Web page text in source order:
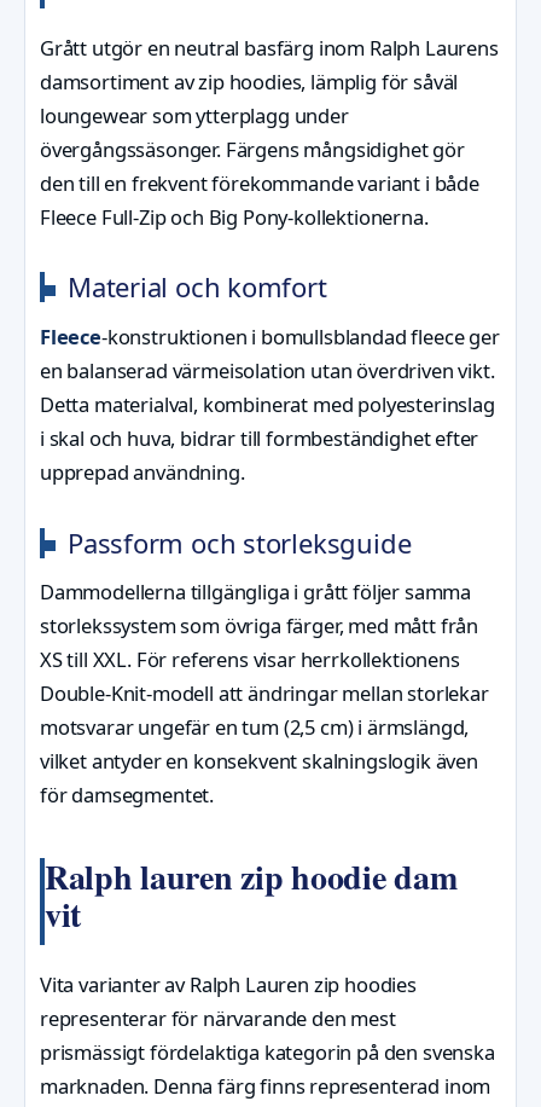
Grått utgör en neutral basfärg inom Ralph Laurens
damsortiment av zip hoodies, lämplig för såväl
loungewear som ytterplagg under
övergångssäsonger. Färgens mångsidighet gör
den till en frekvent förekommande variant i både
Fleece Full-Zip och Big Pony-kollektionerna.
Material och komfort
Fleece-konstruktionen i bomullsblandad fleece ger
en balanserad värmeisolation utan överdriven vikt.
Detta materialval, kombinerat med polyesterinslag
i skal och huva, bidrar till formbeständighet efter
upprepad användning.
Passform och storleksguide
Dammodellerna tillgängliga i grått följer samma
storlekssystem som övriga färger, med mått från
XS till XXL. För referens visar herrkollektionens
Double-Knit-modell att ändringar mellan storlekar
motsvarar ungefär en tum (2,5 cm) i ärmslängd,
vilket antyder en konsekvent skalningslogik även
för damsegmentet.
Ralph lauren zip hoodie dam
vit
Vita varianter av Ralph Lauren zip hoodies
representerar för närvarande den mest
prismässigt fördelaktiga kategorin på den svenska
marknaden. Denna färg finns representerad inom